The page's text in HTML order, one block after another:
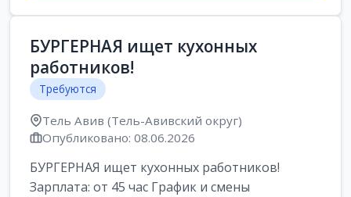
БУРГЕРНАЯ ищет кухонных
работников!
Требуются
Тель Авив (Тель-Авивский округ)
Опубликовано: 08.06.2026
БУРГЕРНАЯ ищет кухонных работников!
Зарплата: от 45 час График и смены